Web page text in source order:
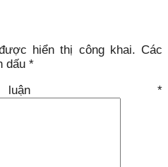
hiển thị công khai. Các
dấu *
luận *